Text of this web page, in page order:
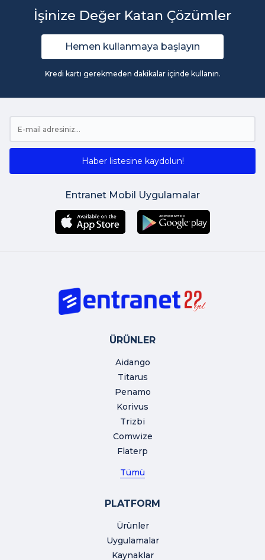
İşinize Değer Katan Çözümler
Hemen kullanmaya başlayın
Kredi kartı gerekmeden dakikalar içinde kullanın.
Haber listesine kaydolun!
Entranet Mobil Uygulamalar
ÜRÜNLER
Aidango
Titarus
Penamo
Korivus
Trizbi
Comwize
Flaterp
Tümü
PLATFORM
Ürünler
Uygulamalar
Kaynaklar